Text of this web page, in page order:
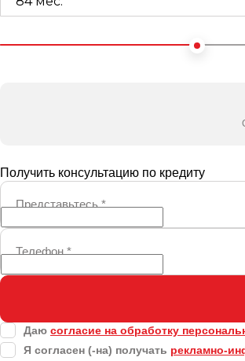
Получить консультацию по кредиту
Представьтесь*
Телефон*
Даю согласие на обработку
Я согласен (-на) получать рекламно-